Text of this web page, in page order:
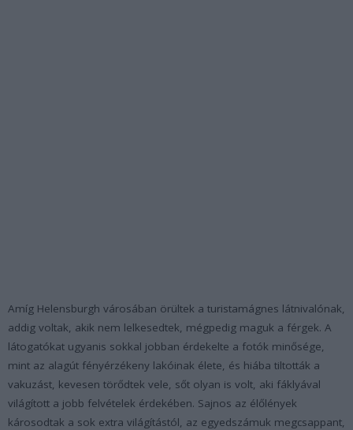
Amíg Helensburgh városában örültek a turistamágnes látnivalónak,
addig voltak, akik nem lelkesedtek, mégpedig maguk a férgek. A
látogatókat ugyanis sokkal jobban érdekelte a fotók minősége,
mint az alagút fényérzékeny lakóinak élete, és hiába tiltották a
vakuzást, kevesen törődtek vele, sőt olyan is volt, aki fáklyával
világított a jobb felvételek érdekében. Sajnos az élőlények
károsodtak a sok extra világítástól, az egyedszámuk megcsappant,